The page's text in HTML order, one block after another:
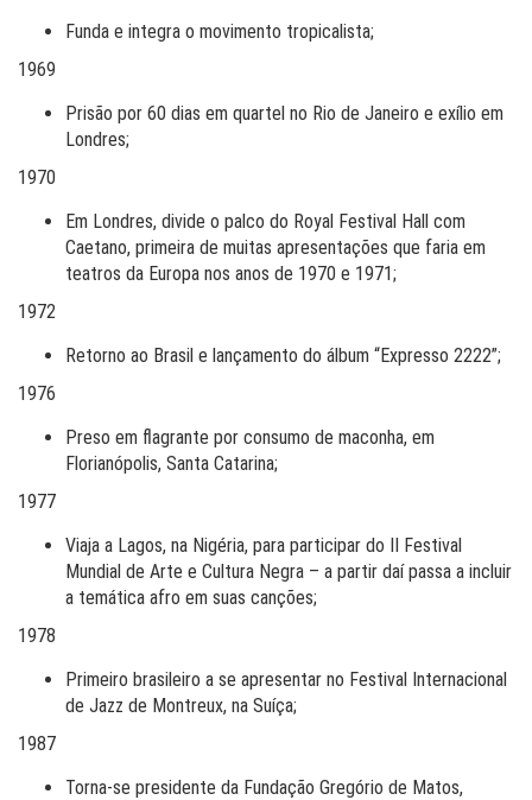
Funda e integra o movimento tropicalista;
1969
Prisão por 60 dias em quartel no Rio de Janeiro e exílio em
Londres;
1970
Em Londres, divide o palco do Royal Festival Hall com
Caetano, primeira de muitas apresentações que faria em
teatros da Europa nos anos de 1970 e 1971;
1972
Retorno ao Brasil e lançamento do álbum “Expresso 2222”;
1976
Preso em flagrante por consumo de maconha, em
Florianópolis, Santa Catarina;
1977
Viaja a Lagos, na Nigéria, para participar do II Festival
Mundial de Arte e Cultura Negra – a partir daí passa a incluir
a temática afro em suas canções;
1978
Primeiro brasileiro a se apresentar no Festival Internacional
de Jazz de Montreux, na Suíça;
1987
Torna-se presidente da Fundação Gregório de Matos,